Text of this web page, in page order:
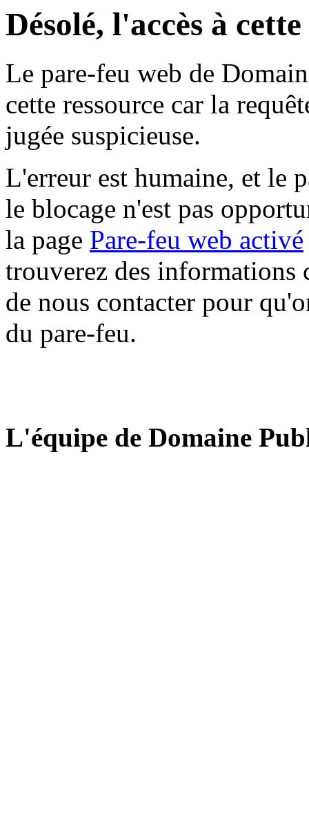
Désolé, l'accès à
Le pare-feu web de
cette ressource car la
jugée suspicieuse.
L'erreur est humaine, et le
le blocage n'est pas
la page Pare-feu web activé
trouverez des informations
de nous contacter pour
du pare-feu.
L'équipe de Domaine